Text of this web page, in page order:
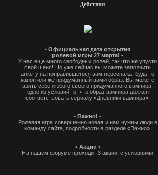
Действия
• Официальная дата открытия
ролевой игры 27 марта! •
У нас еще много свободных ролей, так что не упусти
свой шанс! Но уже сейчас вы можете заполнить
анкету на понравившегося вам персонажа, будь то
канон или же придуманный вами образ. Вы можете
взять себе любого своего придуманного вампира,
одно из условий то, что образ вампира должен
соответствовать сериалу «Дневники вампира».
• Важно! •
Ролевая игра совершенно новая и нам нужны люди в
команду сайта, подробности в разделе «Важно».
• Акции •
На нашем форуме проходит 3 акции, с условиями